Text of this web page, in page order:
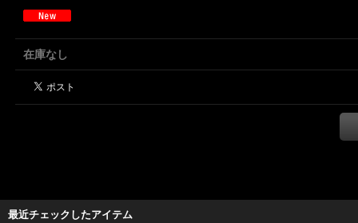
在庫なし
最近チェックしたアイテム